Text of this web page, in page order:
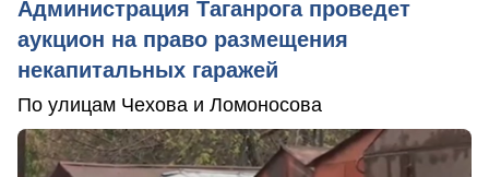
Администрация Таганрога проведет
аукцион на право размещения
некапитальных гаражей
По улицам Чехова и Ломоносова